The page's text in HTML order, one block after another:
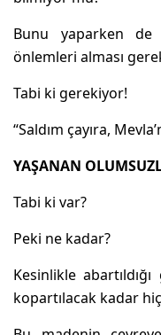
Bunu yaparken
önlemleri alması
Tabi ki gerekiyor!
“Saldım çayıra,
YAŞANAN
Tabi ki var?
Peki ne kadar?
Kesinlikle
kopartılacak kadar